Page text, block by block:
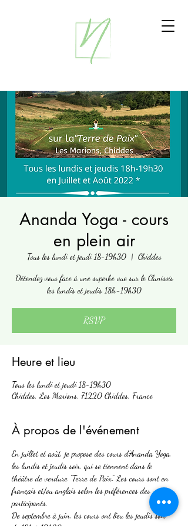
Ananda Yoga - cours
en plein air
Tous les lundi et jeudi 18-19h30
  |
Chiddes
Détendez vous face à une superbe vue sur le Clunisois
les lundis et jeudis 18h-19h30
RSVP
Heure et lieu
Tous les lundi et jeudi 18-19h30
Chiddes, Les Marions, 71220 Chiddes, France
À propos de l'événement
En juillet et août, je propose des cours d'Ananda Yoga,
les lundis et jeudis soir, qui se tiennent dans le
théâtre de verdure "Terre de Paix". Les cours sont en
français et/ou anglais selon les préférences des
participants.
De septembre à juin, les cours ont lieu les jeudis soir